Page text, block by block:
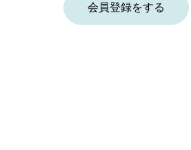
会員登録をする